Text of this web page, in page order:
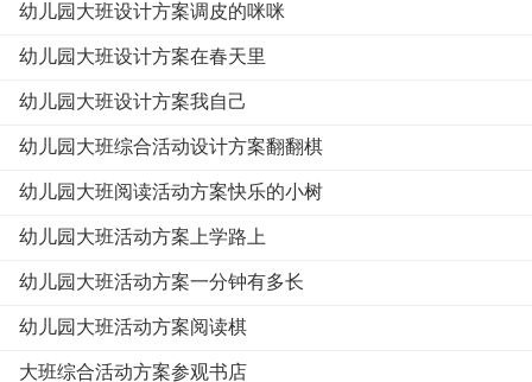
幼儿园大班设计方案调皮的咪咪
幼儿园大班设计方案在春天里
幼儿园大班设计方案我自己
幼儿园大班综合活动设计方案翻翻棋
幼儿园大班阅读活动方案快乐的小树
幼儿园大班活动方案上学路上
幼儿园大班活动方案一分钟有多长
幼儿园大班活动方案阅读棋
大班综合活动方案参观书店